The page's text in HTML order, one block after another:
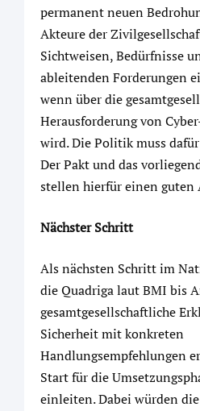
permanent neuen
Akteure der
Sichtweisen, Bedürfnisse
ableitenden Forderungen
wenn über die
Herausforderung von
wird. Die Politik muss
Der Pakt und das
stellen hierfür einen guten
Nächster Schritt
Als nächsten Schritt im
die Quadriga laut BMI bis
gesamtgesellschaftliche
Sicherheit mit konkreten
Handlungsempfehlungen
Start für die
einleiten. Dabei würden